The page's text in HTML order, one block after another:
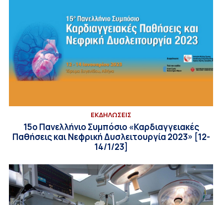
ΕΚΔΗΛΩΣΕΙΣ
15ο Πανελλήνιο Συμπόσιο «Καρδιαγγειακές
Παθήσεις και Νεφρική Δυσλειτουργία 2023» [12-
14/1/23]